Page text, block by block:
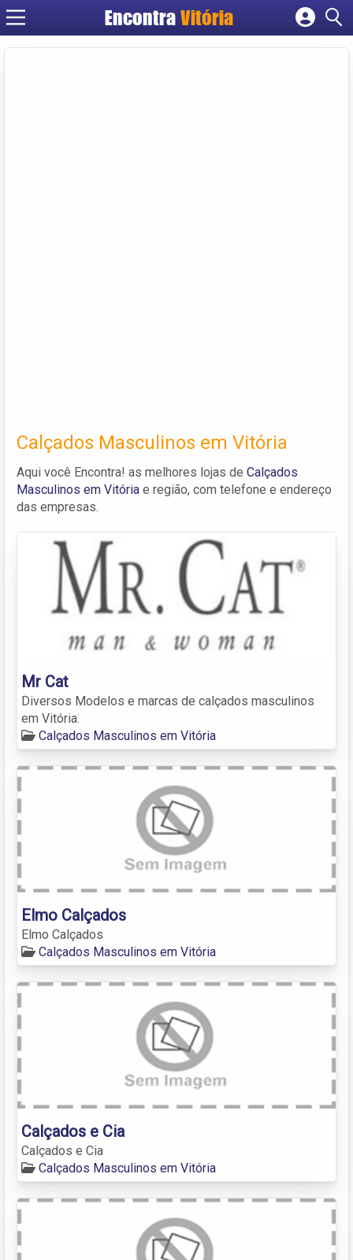
Encontra Vitória
Cadastrar empresa
Calçados Masculinos em Vitória
Aqui você Encontra! as melhores lojas de Calçados
Masculinos em Vitória e região, com telefone e endereço
das empresas.
Mr Cat
Diversos Modelos e marcas de calçados masculinos
em Vitória.
Calçados Masculinos em Vitória
Elmo Calçados
Elmo Calçados
Calçados Masculinos em Vitória
Calçados e Cia
Calçados e Cia
Calçados Masculinos em Vitória